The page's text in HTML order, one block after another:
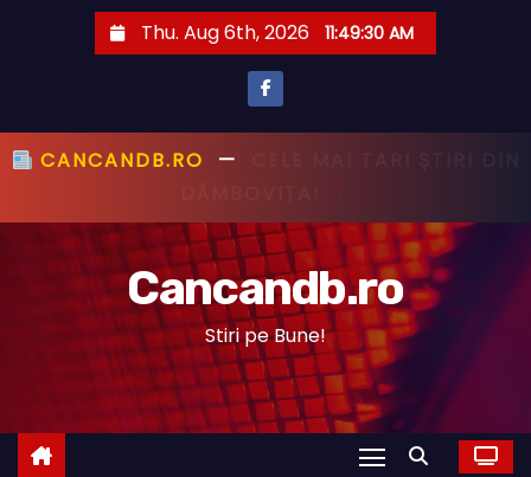
Thu. Aug 6th, 2026 11:49:31 AM
CANCANDB.RO—
Cancandb.ro
Stiri pe Bune!